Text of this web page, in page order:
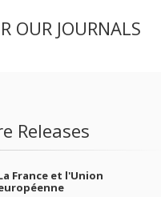
OUR JOURNALS
Releases
France et l'Union